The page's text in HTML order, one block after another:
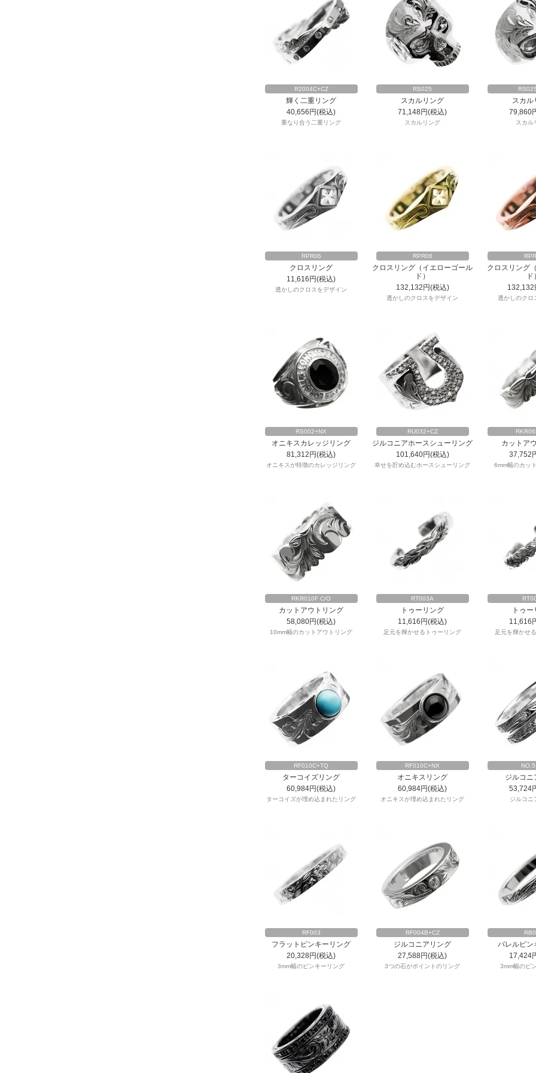
R2004C+CZ
輝く二重リング
40,656円(税込)
重なり合う二重リング
RS025
スカルリング
71,148円(税込)
スカルリング
スカル
79,860
スカル
RPR06
クロスリング
11,616円(税込)
透かしのクロスをデザイン
RPR06
クロスリング（イエローゴール
ド）
132,132円(税込)
透かしのクロスをデザイン
クロスリング
132,132
透かしのクロ
RS002+NX
オニキスカレッジリング
81,312円(税込)
オニキスが特徴のカレッジリング
RU032+CZ
ジルコニアホースシューリング
101,640円(税込)
幸せを貯め込むホースシューリング
カットア
37,752
6mm幅のカッ
RKR010F C/O
カットアウトリング
58,080円(税込)
10mm幅のカットアウトリング
RT003A
トゥーリング
11,616円(税込)
足元を輝かせるトゥーリング
トゥ
11,616
足元を輝かせ
RF010C+TQ
ターコイズリング
60,984円(税込)
ターコイズが埋め込まれたリング
RF010C+NX
オニキスリング
60,984円(税込)
オニキスが埋め込まれたリング
ジルコニ
53,724
ジルコニ
RF003
フラットピンキーリング
20,328円(税込)
3mm幅のピンキーリング
RF004B+CZ
ジルコニアリング
27,588円(税込)
3つの石がポイントのリング
バレルピン
17,424
3mm幅のピ